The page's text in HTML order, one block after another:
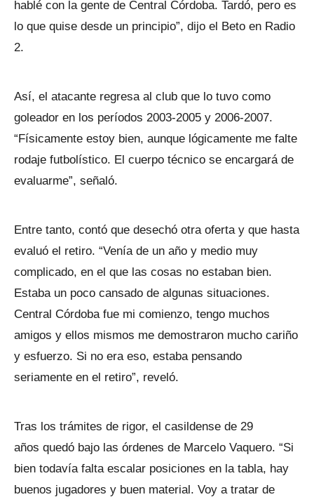
hablé con la gente de Central Córdoba. Tardó, pero es
lo que quise desde un principio”, dijo el Beto en Radio
2.
Así, el atacante regresa al club que lo tuvo como
goleador en los períodos 2003-2005 y 2006-2007.
“Físicamente estoy bien, aunque lógicamente me falte
rodaje futbolístico. El cuerpo técnico se encargará de
evaluarme”, señaló.
Entre tanto, contó que desechó otra oferta y que hasta
evaluó el retiro. “Venía de un año y medio muy
complicado, en el que las cosas no estaban bien.
Estaba un poco cansado de algunas situaciones.
Central Córdoba fue mi comienzo, tengo muchos
amigos y ellos mismos me demostraron mucho cariño
y esfuerzo. Si no era eso, estaba pensando
seriamente en el retiro”, reveló.
Tras los trámites de rigor, el casildense de 29
años quedó bajo las órdenes de Marcelo Vaquero. “Si
bien todavía falta escalar posiciones en la tabla, hay
buenos jugadores y buen material. Voy a tratar de